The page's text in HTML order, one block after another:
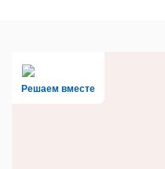
Решаем вместе